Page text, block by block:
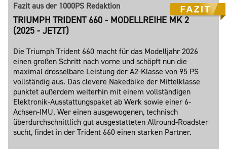
Fazit aus der 1000PS Redaktion
TRIUMPH TRIDENT 660 - MODELLREIHE MK 2
(2025 - JETZT)
Die Triumph Trident 660 macht für das Modelljahr 2026
einen großen Schritt nach vorne und schöpft nun die
maximal drosselbare Leistung der A2-Klasse von 95 PS
vollständig aus. Das clevere Nakedbike der Mittelklasse
punktet außerdem weiterhin mit einem vollständigen
Elektronik-Ausstattungspaket ab Werk sowie einer 6-
Achsen-IMU. Wer einen ausgewogenen, technisch
überdurchschnittlich gut ausgestatteten Allround-Roadster
sucht, findet in der Trident 660 einen starken Partner.